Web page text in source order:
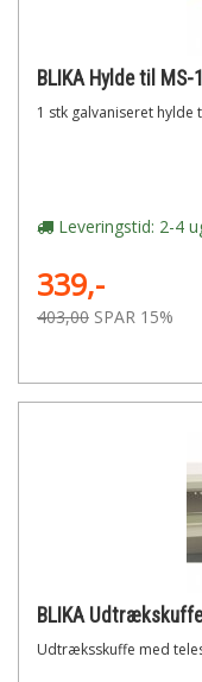
BLIKA Hylde til
1 stk galvaniseret hylde
Leveringstid: 2-4
339,-
403,00 SPAR 15%
BLIKA
Udtræksskuffe med